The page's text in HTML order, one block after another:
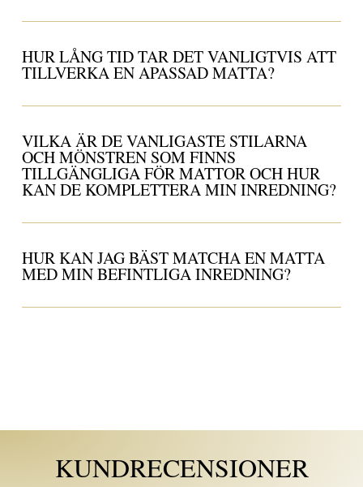
HUR LÅNG TID TAR DET VANLIGTVIS ATT
TILLVERKA EN APASSAD MATTA?
VILKA ÄR DE VANLIGASTE STILARNA
OCH MÖNSTREN SOM FINNS
TILLGÄNGLIGA FÖR MATTOR OCH HUR
KAN DE KOMPLETTERA MIN INREDNING?
HUR KAN JAG BÄST MATCHA EN MATTA
MED MIN BEFINTLIGA INREDNING?
KUNDRECENSIONER